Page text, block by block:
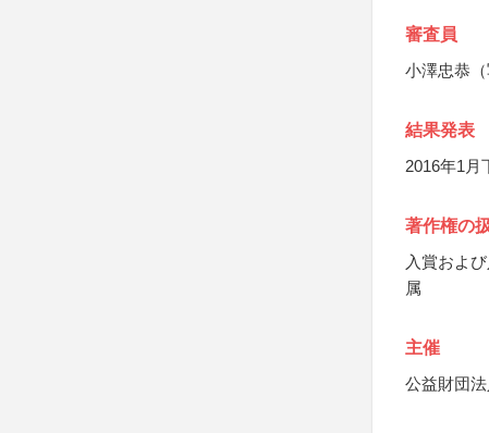
審査員
小澤忠恭（
結果発表
2016年1月
著作権の
入賞およ
属
主催
公益財団